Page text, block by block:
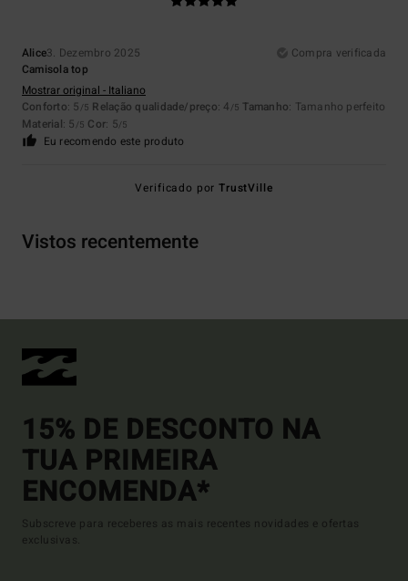
Alice3. Dezembro 2025
Compra verificada
Camisola top
Mostrar original - Italiano
Conforto: 5 /5 Relação qualidade/preço: 4 /5 Tamanho: Tamanho perfeito
Material: 5 /5 Cor: 5/5
Eu recomendo este produto
Verificado porTrustVille
Vistos recentemente
15% DE DESCONTO NA
TUA PRIMEIRA
ENCOMENDA*
Subscreve para receberes as mais recentes novidades e ofertas
exclusivas.